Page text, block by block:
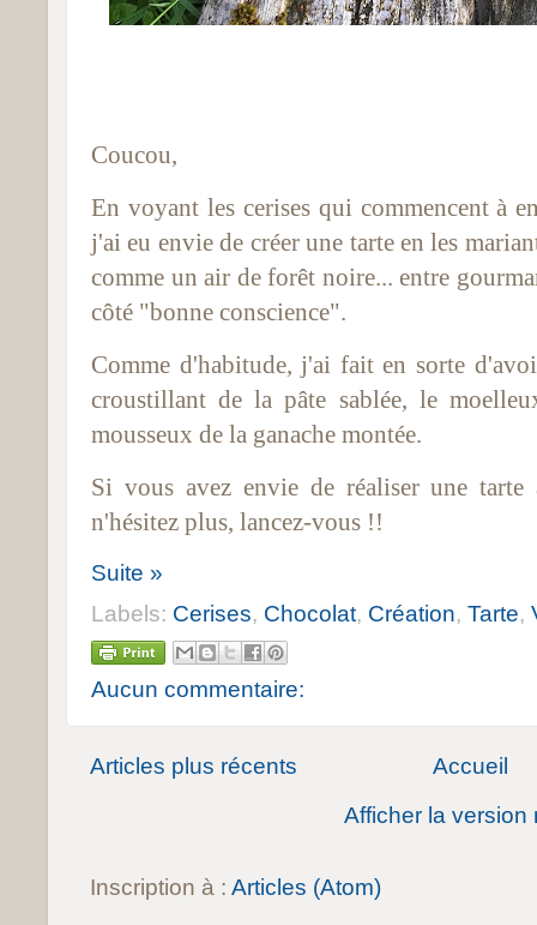
Coucou,
En voyant les cerises qui commencent à
j'ai eu envie de créer une tarte en les
comme un air de forêt noire... entre
côté "bonne conscience".
Comme d'habitude, j'ai fait en sorte
croustillant de la pâte sablée, le
mousseux de la ganache montée.
Si vous avez envie de réaliser une
n'hésitez plus, lancez-vous !!
Suite »
Labels: Cerises, Chocolat, Création, Tarte,
Aucun commentaire:
Articles plus récents
Accueil
Afficher la version
Inscription à : Articles (Atom)